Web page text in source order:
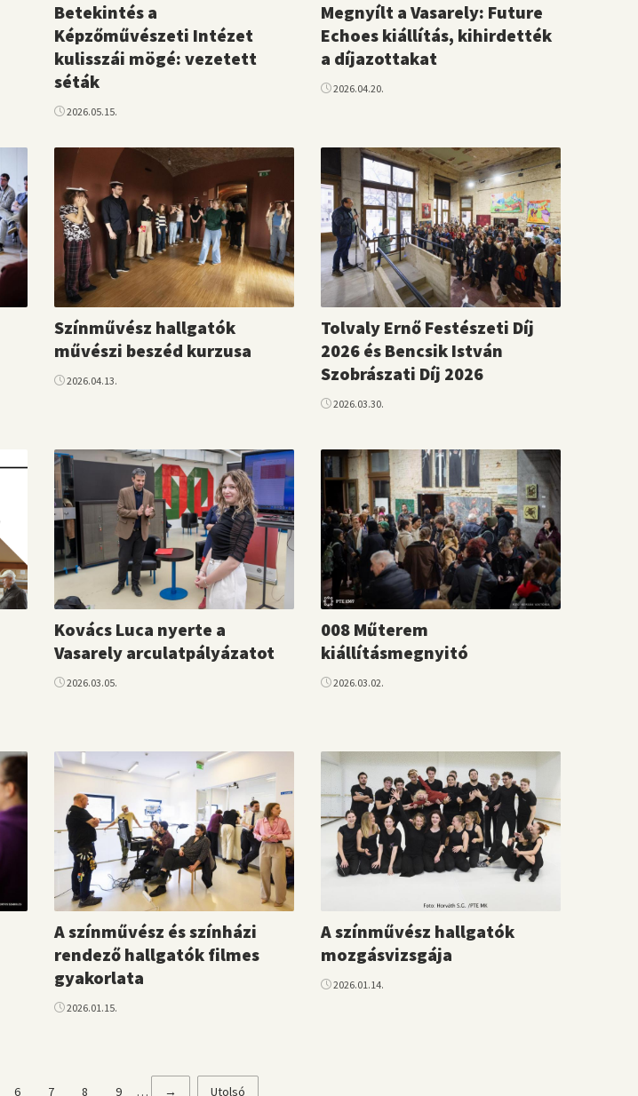
Betekintés a
Képzőművészeti Intézet
kulisszái mögé: vezetett
séták
2026.05.15.
Megnyílt a Vasarely: Future
Echoes kiállítás, kihirdették
a díjazottakat
2026.04.20.
Színművész hallgatók
művészi beszéd kurzusa
2026.04.13.
Tolvaly Ernő Festészeti Díj
2026 és Bencsik István
Szobrászati Díj 2026
2026.03.30.
Kovács Luca nyerte a
Vasarely arculatpályázatot
2026.03.05.
008 Műterem
kiállításmegnyitó
2026.03.02.
A színművész és színházi
rendező hallgatók filmes
gyakorlata
2026.01.15.
A színművész hallgatók
mozgásvizsgája
2026.01.14.
Page
6 Page
7 Page
8 Page
9 … Következő
→ Utolsó
Utolsó